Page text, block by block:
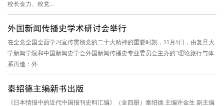
校长金力、校党...
外国新闻传播史学术研讨会举行
在全党全国全面学习宣传贯彻党的二十大精神的重要时刻，11月5日，由复旦大
学新闻学院和中国新闻史学会外国新闻传播史专业委员会主办的“理论旅行与体
系再造：外...
秦绍德主编新书出版
《日本情报中的近代中国报刊史料汇编》（全四册）秦绍德 主编许金生 副主编